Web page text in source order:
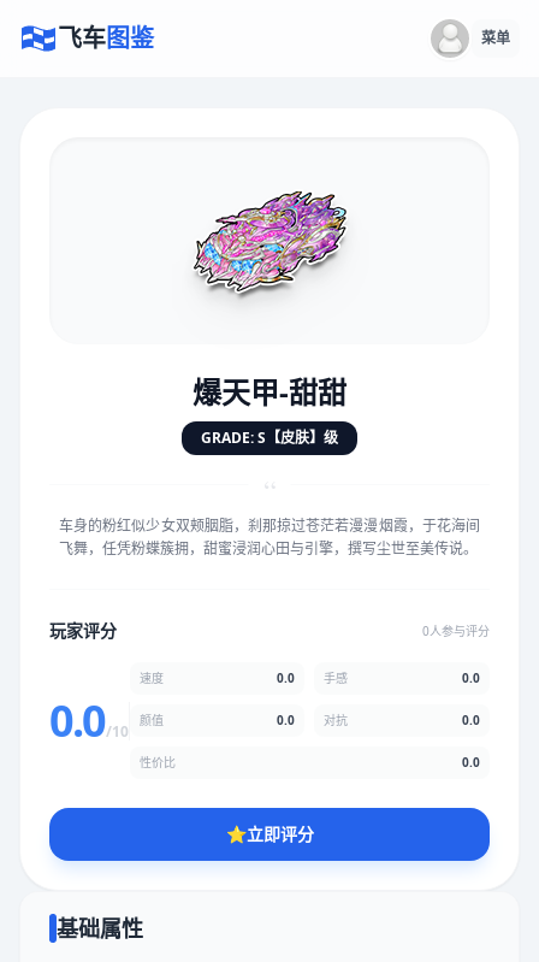
飞车图鉴 菜单
爆天甲-甜甜
GRADE: S【皮肤】级
“
车身的粉红似少女双颊胭脂，刹那掠过苍茫若漫漫烟霞，于花海间
飞舞，任凭粉蝶簇拥，甜蜜浸润心田与引擎，撰写尘世至美传说。
玩家评分 0人参与评分
0.0/10
速度 0.0 手感 0.0
颜值 0.0 对抗 0.0
性价比 0.0
⭐立即评分
基础属性
★★★★★★★★
手感 5.0分
★★ ★ ★
性价比
★★★★★★★★★★